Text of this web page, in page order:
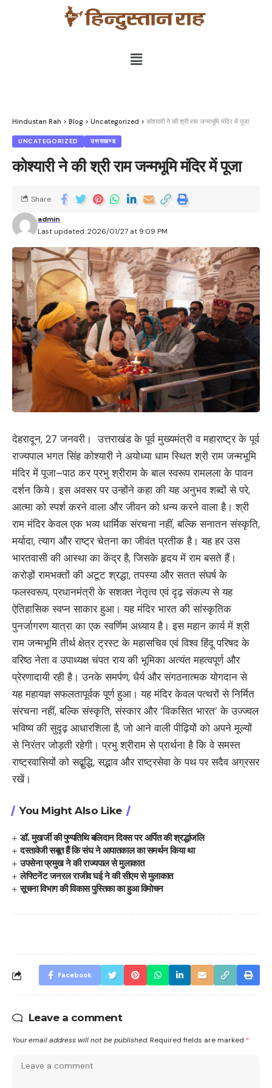
Hindustan Rah > Blog > Uncategorized > कोश्यारी ने की श्री राम जन्मभूमि मंदिर में पूजा
UNCATEGORIZED उत्तराखण्ड
कोश्यारी ने की श्री राम जन्मभूमि मंदिर में पूजा
Last updated: 2026/01/27 at 9:09 PM
admin
Share
देहरादून, 27 जनवरी। उत्तराखंड के पूर्व मुख्यमंत्री व महाराष्ट्र के पूर्व
राज्यपाल भगत सिंह कोश्यारी ने अयोध्या धाम स्थित श्री राम जन्मभूमि
मंदिर में पूजा–पाठ कर प्रभु श्रीराम के बाल स्वरूप रामलला के पावन
दर्शन किये। इस अवसर पर उन्होंने कहा की यह अनुभव शब्दों से परे,
आत्मा को स्पर्श करने वाला और जीवन को धन्य करने वाला है। श्री
राम मंदिर केवल एक भव्य धार्मिक संरचना नहीं, बल्कि सनातन संस्कृति,
मर्यादा, त्याग और राष्ट्र चेतना का जीवंत प्रतीक है। यह हर उस
भारतवासी की आस्था का केंद्र है, जिसके हृदय में राम बसते हैं।
करोड़ों रामभक्तों की अटूट श्रद्धा, तपस्या और सतत संघर्ष के
फलस्वरूप, प्रधानमंत्री के सशक्त नेतृत्व एवं दृढ़ संकल्प से यह
ऐतिहासिक स्वप्न साकार हुआ। यह मंदिर भारत की सांस्कृतिक
पुनर्जागरण यात्रा का एक स्वर्णिम अध्याय है। इस महान कार्य में श्री
राम जन्मभूमि तीर्थ क्षेत्र ट्रस्ट के महासचिव एवं विश्व हिंदू परिषद के
वरिष्ठ नेता व उपाध्यक्ष चंपत राय की भूमिका अत्यंत महत्वपूर्ण और
प्रेरणादायी रही है। उनके समर्पण, धैर्य और संगठनात्मक योगदान से
यह महायज्ञ सफलतापूर्वक पूर्ण हुआ। यह मंदिर केवल पत्थरों से निर्मित
संरचना नहीं, बल्कि संस्कृति, संस्कार और ‘विकसित भारत’ के उज्ज्वल
भविष्य की सुदृढ़ आधारशिला है, जो आने वाली पीढ़ियों को अपने मूल्यों
से निरंतर जोड़ती रहेगी। प्रभु श्रीराम से प्रार्थना है कि वे समस्त
राष्ट्रवासियों को सद्बुद्धि, सद्भाव और राष्ट्रसेवा के पथ पर सदैव अग्रसर
रखें।
You Might Also Like
डॉ. मुखर्जी की पुण्यतिथि बलिदान दिवस पर अर्पित की श्रद्धांजलि
दस्तावेजी सबूत हैं कि संघ ने आपातकाल का समर्थन किया था
उपसेना प्रमुख ने की राज्यपाल से मुलाकात
लेफ्टिनेंट जनरल राजीव घई ने की सीएम से मुलाकात
सूचना विभाग की विकास पुस्तिका का हुआ विमोचन
Facebook
Leave a comment
Your email address will not be published. Required fields are marked *